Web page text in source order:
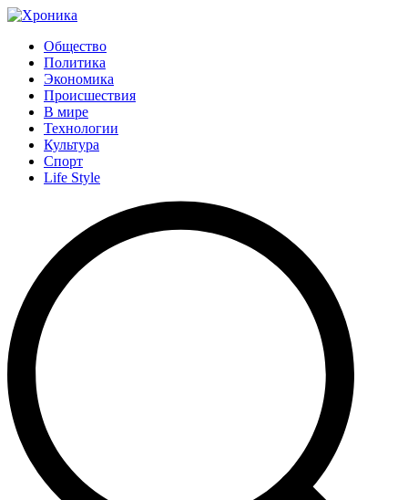
Общество
Политика
Экономика
Происшествия
В мире
Технологии
Культура
Спорт
Life Style